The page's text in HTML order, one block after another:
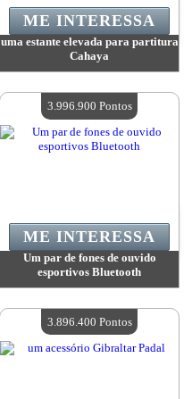
uma estante elevada para partitura
Cahaya
Quantidade disponível:4
ME INTERESSA
Um par de fones de ouvido
esportivos Bluetooth
Quantidade disponível:4
ME INTERESSA
3.996.900 Pontos
3.896.400 Pontos